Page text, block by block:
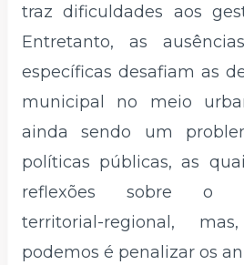
traz dificuldades aos
Entretanto, as
específicas desafiam as
municipal no meio
ainda sendo um
políticas públicas, as
reflexões sobre o
territorial-regional,
podemos é penalizar os